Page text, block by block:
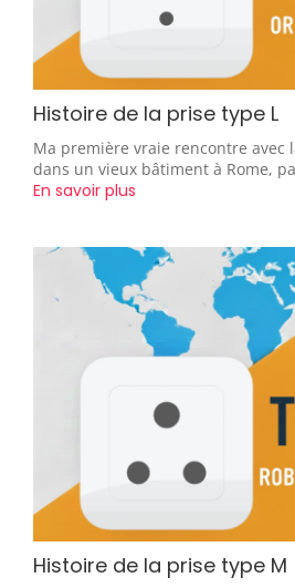
Histoire de la prise type L
Ma première vraie rencontre avec
dans un vieux bâtiment à Rome,
En savoir plus
Histoire de la prise type M